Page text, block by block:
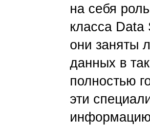
на себя
класса
они заняты
данных в
полностью
эти